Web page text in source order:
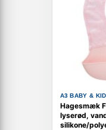
A3 BABY &
Hagesmæk
lyserød,
silikone/